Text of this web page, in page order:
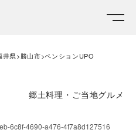
井県 勝山市 ペンションUPO
郷土料理・ご当地グルメ
6c8f-4690-a476-4f7a8d127516